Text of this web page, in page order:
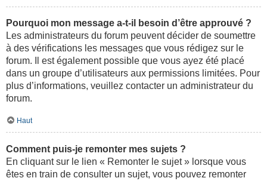
Pourquoi mon message a-t-il besoin d’être approuvé ?
Les administrateurs du forum peuvent décider de soumettre
à des vérifications les messages que vous rédigez sur le
forum. Il est également possible que vous ayez été placé
dans un groupe d’utilisateurs aux permissions limitées. Pour
plus d’informations, veuillez contacter un administrateur du
forum.
Haut
Comment puis-je remonter mes sujets ?
En cliquant sur le lien « Remonter le sujet » lorsque vous
êtes en train de consulter un sujet, vous pouvez remonter